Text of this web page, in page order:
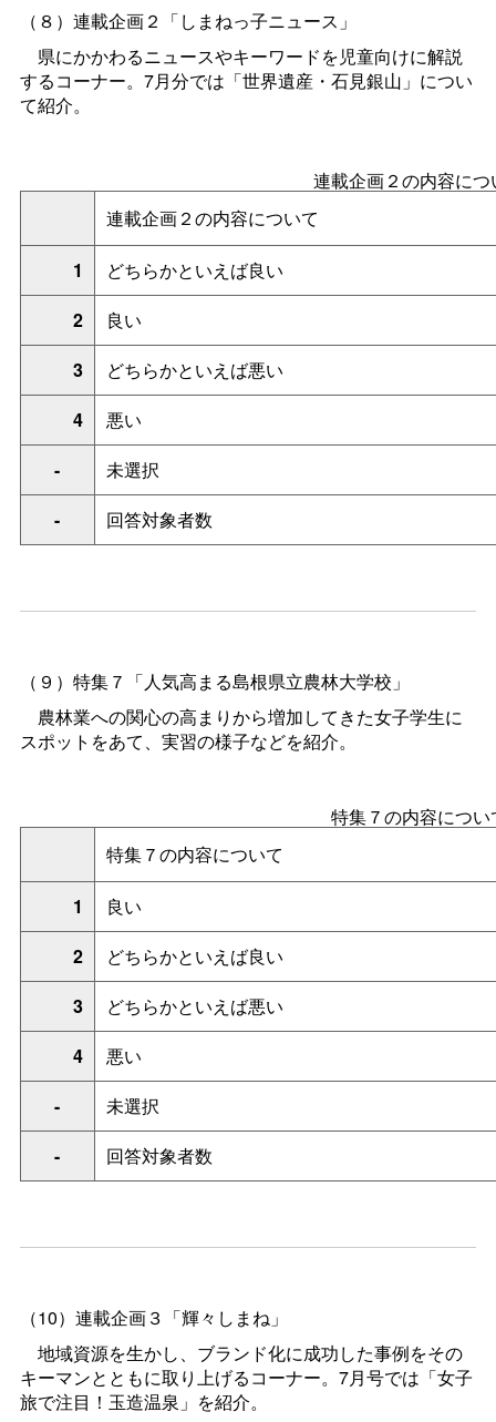
（８） 連載企画２「しまねっ子ニュース」
県にかかわるニュースやキーワードを児童向けに解説
するコーナー。7月分では「世界遺産・石見銀山」につい
て紹介。
連載企画２の内容につ
連載企画２の内容について
1
どちらかといえば良い
2
良い
3
どちらかといえば悪い
4
悪い
-
未選択
-
回答対象者数
（９）特集７ 「人気高まる島根県立農林大学校」
農林業への関心の高まりから増加してきた女子学生に
スポットをあて、実習の様子などを紹介。
特集７の内容につい
特集７の内容について
1
良い
2
どちらかといえば良い
3
どちらかといえば悪い
4
悪い
-
未選択
-
回答対象者数
（10）連載企画３「輝々しまね」
地域資源を生かし、ブランド化に成功した事例をその
キーマンとともに取り上げるコーナー。7月号では「女子
旅で注目！玉造温泉」を紹介。